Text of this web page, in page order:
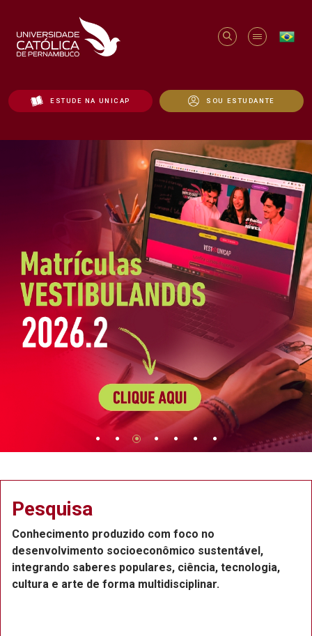
ESTUDE NA UNICAP SOU ESTUDANTE
Projetos de extensão na Região
Recife, com a participação de
funcionários e estudantes, que atuam
ou voluntários.